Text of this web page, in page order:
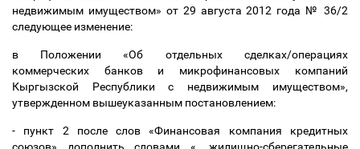
недвижимым имуществом» от 29 августа 2012 года № 36/2
следующее изменение:
в Положении «Об отдельных сделках/операциях
коммерческих банков и микрофинансовых компаний
Кыргызской Республики с недвижимым имуществом»,
утвержденном вышеуказанным постановлением:
- пункт 2 после слов «Финансовая компания кредитных